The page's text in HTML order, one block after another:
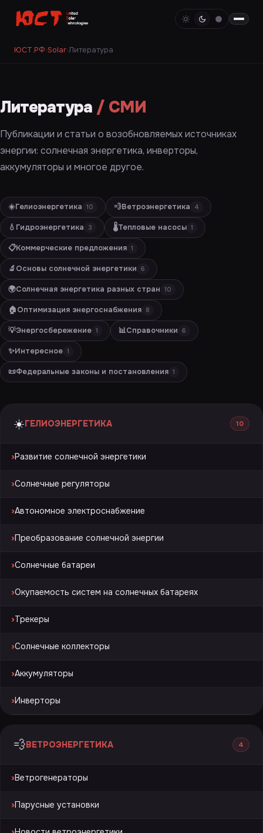
ЮСТ.РФ›Solar›Литература
Литература / СМИ
Публикации и статьи о возобновляемых источниках
энергии: солнечная энергетика, инверторы,
аккумуляторы и многое другое.
☀️Гелиоэнергетика 10 💨Ветроэнергетика 4
💧 Гидроэнергетика 3 🌡️Тепловые насосы 1
📋Коммерческие предложения 1
🔬 Основы солнечной энергетики 6
🌍Солнечная энергетика разных стран 10
🏠Оптимизация энергоснабжения 8
💡Энергосбережение 1 📊Справочники 6
✨Интересное 1
📜Федеральные законы и постановления 1
☀️ГЕЛИОЭНЕРГЕТИКА 10
›Развитие солнечной энергетики
›Солнечные регуляторы
›Автономное электроснабжение
›Преобразование солнечной энергии
›Солнечные батареи
›Окупаемость систем на солнечных батареях
›Трекеры
›Солнечные коллекторы
›Аккумуляторы
›Инверторы
💨ВЕТРОЭНЕРГЕТИКА 4
›Ветрогенераторы
›Парусные установки